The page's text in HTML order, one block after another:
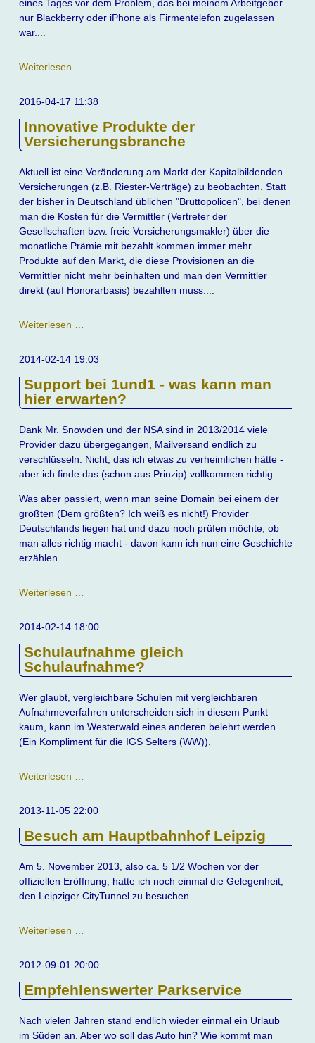
eines Tages vor dem Problem, das bei meinem Arbeitgeber
nur Blackberry oder iPhone als Firmentelefon zugelassen
war....
Weiterlesen …
über
Jahre
2016-04-17 11:38
Innovative Produkte der
Versicherungsbranche
Aktuell ist eine Veränderung am Markt der Kapitalbildenden
Versicherungen (z.B. Riester-Verträge) zu beobachten. Statt
der bisher in Deutschland üblichen "Bruttopolicen", bei denen
man die Kosten für die Vermittler (Vertreter der
Gesellschaften bzw. freie Versicherungsmakler) über die
monatliche Prämie mit bezahlt kommen immer mehr
Produkte auf den Markt, die diese Provisionen an die
Vermittler nicht mehr beinhalten und man den Vermittler
direkt (auf Honorarbasis) bezahlten muss....
Weiterlesen …
der
2014-02-14 19:03
Support bei 1und1 - was kann man
hier erwarten?
Dank Mr. Snowden und der NSA sind in 2013/2014 viele
Provider dazu übergegangen, Mailversand endlich zu
verschlüsseln. Nicht, das ich etwas zu verheimlichen hätte -
aber ich finde das (schon aus Prinzip) vollkommen richtig.
Was aber passiert, wenn man seine Domain bei einem der
größten (Dem größten? Ich weiß es nicht!) Provider
Deutschlands liegen hat und dazu noch prüfen möchte, ob
man alles richtig macht - davon kann ich nun eine Geschichte
erzählen...
Weiterlesen …
1und1
was
kann
man
hier
erwarten?
2014-02-14 18:00
Schulaufnahme gleich
Schulaufnahme?
Wer glaubt, vergleichbare Schulen mit vergleichbaren
Aufnahmeverfahren unterscheiden sich in diesem Punkt
kaum, kann im Westerwald eines anderen belehrt werden
(Ein Kompliment für die IGS Selters (WW)).
Weiterlesen …
Schulaufnahme?
2013-11-05 22:00
Besuch am Hauptbahnhof Leipzig
Am 5. November 2013, also ca. 5 1/2 Wochen vor der
offiziellen Eröffnung, hatte ich noch einmal die Gelegenheit,
den Leipziger CityTunnel zu besuchen....
Weiterlesen …
Hauptbahnhof
2012-09-01 20:00
Empfehlenswerter Parkservice
Nach vielen Jahren stand endlich wieder einmal ein Urlaub
im Süden an. Aber wo soll das Auto hin? Wie kommt man